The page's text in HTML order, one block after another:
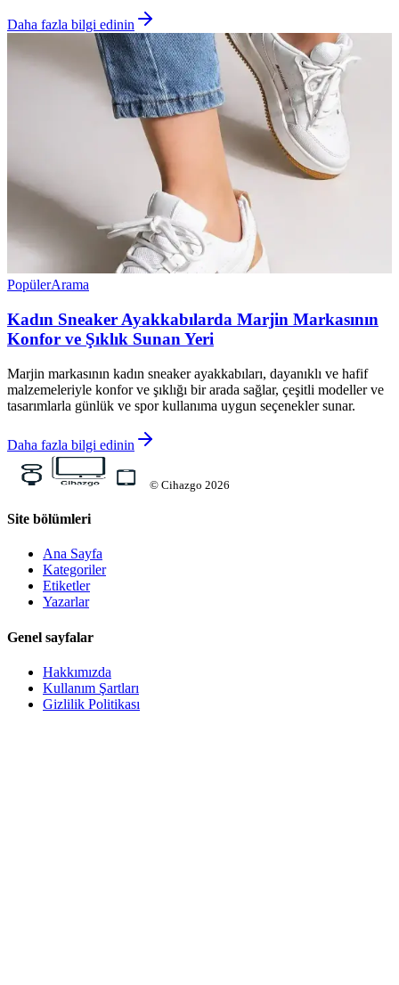
Daha fazla bilgi edinin
PopülerArama
Kadın Sneaker Ayakkabılarda Marjin Markasının
Konfor ve Şıklık Sunan Yeri
Marjin markasının kadın sneaker ayakkabıları, dayanıklı ve hafif
malzemeleriyle konfor ve şıklığı bir arada sağlar, çeşitli modeller ve
tasarımlarla günlük ve spor kullanıma uygun seçenekler sunar.
Daha fazla bilgi edinin
© Cihazgo 2026
Site bölümleri
Ana Sayfa
Kategoriler
Etiketler
Yazarlar
Genel sayfalar
Hakkımızda
Kullanım Şartları
Gizlilik Politikası